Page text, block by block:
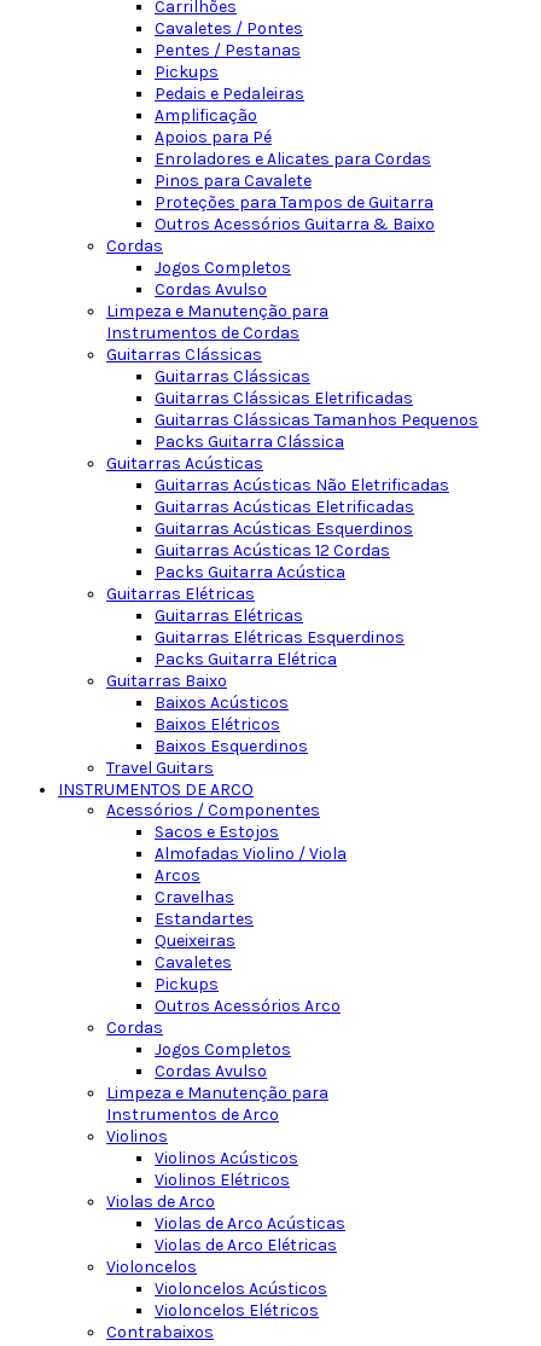
Carrilhões
Cavaletes / Pontes
Pentes / Pestanas
Pickups
Pedais e Pedaleiras
Amplificação
Apoios para Pé
Enroladores e Alicates para Cordas
Pinos para Cavalete
Proteções para Tampos de Guitarra
Outros Acessórios Guitarra & Baixo
Cordas
Jogos Completos
Cordas Avulso
Limpeza e Manutenção para
Instrumentos de Cordas
Guitarras Clássicas
Guitarras Clássicas
Guitarras Clássicas Eletrificadas
Guitarras Clássicas Tamanhos Pequenos
Packs Guitarra Clássica
Guitarras Acústicas
Guitarras Acústicas Não Eletrificadas
Guitarras Acústicas Eletrificadas
Guitarras Acústicas Esquerdinos
Guitarras Acústicas 12 Cordas
Packs Guitarra Acústica
Guitarras Elétricas
Guitarras Elétricas
Guitarras Elétricas Esquerdinos
Packs Guitarra Elétrica
Guitarras Baixo
Baixos Acústicos
Baixos Elétricos
Baixos Esquerdinos
Travel Guitars
INSTRUMENTOS DE ARCO
Acessórios / Componentes
Sacos e Estojos
Almofadas Violino / Viola
Arcos
Cravelhas
Estandartes
Queixeiras
Cavaletes
Pickups
Outros Acessórios Arco
Cordas
Jogos Completos
Cordas Avulso
Limpeza e Manutenção para
Instrumentos de Arco
Violinos
Violinos Acústicos
Violinos Elétricos
Violas de Arco
Violas de Arco Acústicas
Violas de Arco Elétricas
Violoncelos
Violoncelos Acústicos
Violoncelos Elétricos
Contrabaixos